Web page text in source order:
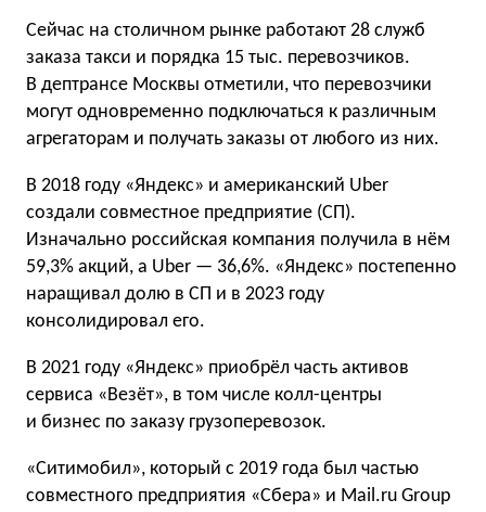
Сейчас на столичном рынке работают 28 служб
заказа такси и порядка 15 тыс. перевозчиков.
В дептрансе Москвы отметили, что перевозчики
могут одновременно подключаться к различным
агрегаторам и получать заказы от любого из них.
В 2018 году «Яндекс» и американский Uber
создали совместное предприятие (СП).
Изначально российская компания получила в нём
59,3% акций, а Uber — 36,6%. «Яндекс» постепенно
наращивал долю в СП и в 2023 году
консолидировал его.
В 2021 году «Яндекс» приобрёл часть активов
сервиса «Везёт», в том числе колл-центры
и бизнес по заказу грузоперевозок.
«Ситимобил», который с 2019 года был частью
совместного предприятия «Сбера» и Mail.ru Group